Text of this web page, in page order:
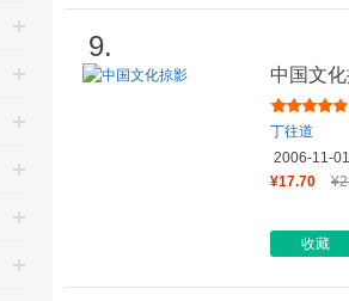
9.
中国文
丁往道
2006-11-01
¥17.70
收藏